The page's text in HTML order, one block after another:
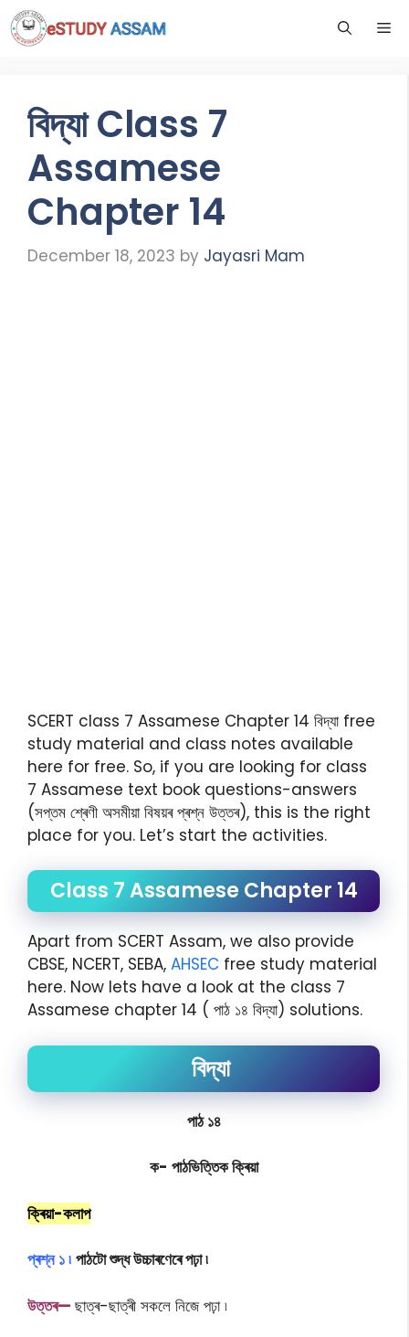
বিদ্যা Class 7
Assamese
Chapter 14
December 18, 2023 by Jayasri Mam
SCERT class 7 Assamese Chapter 14 বিদ্যা free
study material and class notes available
here for free. So, if you are looking for class
7 Assamese text book questions-answers
(সপ্তম শ্ৰেণী অসমীয়া বিষয়ৰ প্ৰশ্ন উত্তৰ), this is the right
place for you. Let’s start the activities.
Class 7 Assamese Chapter 14
Apart from SCERT Assam, we also provide
CBSE, NCERT, SEBA, AHSEC free study material
here. Now lets have a look at the class 7
Assamese chapter 14 ( পাঠ ১৪ বিদ্যা) solutions.
বিদ্যা
পাঠ ১৪
ক- পাঠভিত্তিক ক্ৰিয়া
ক্ৰিয়া-কলাপ
প্ৰশ্ন ১ ৷ পাঠটো শুদ্ধ উচ্চাৰণেৰে পঢ়া ৷
উত্তৰ— ছাত্ৰ-ছাত্ৰী সকলে নিজে পঢ়া ৷